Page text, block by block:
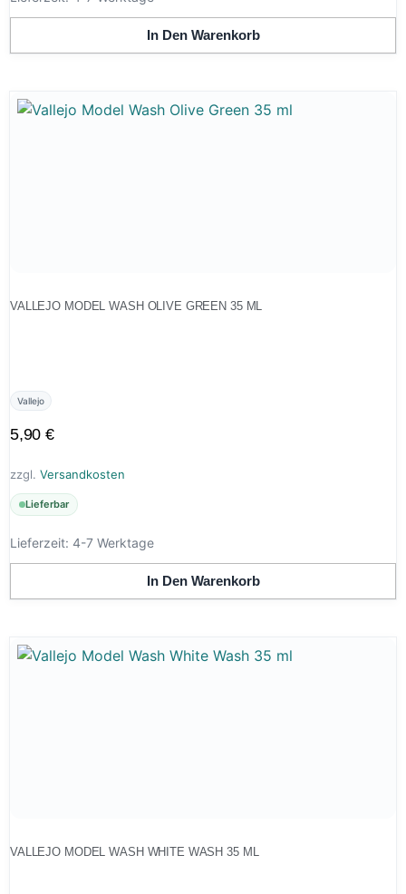
In Den Warenkorb
VALLEJO MODEL WASH OLIVE GREEN 35 ML
Vallejo
5,90€
zzgl. Versandkosten
Lieferbar
Lieferzeit: 4-7 Werktage
In Den Warenkorb
VALLEJO MODEL WASH WHITE WASH 35 ML